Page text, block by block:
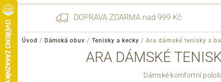
Zapomenuté heslo
DOPRAVA ZDARMA nad 999 Kč
Úvod / Dámská obuv / Tenisky a kecky / Ara dámské tenisky s
ARA DÁMSKÉ
Dámské komfortní